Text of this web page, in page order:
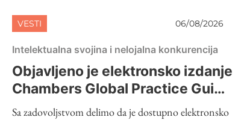
VESTI 06/08/2026
Intelektualna svojina i nelojalna konkurencija
Objavljeno je elektronsko izdanje
Chambers Global Practice Guide
2026 – Intellectual Property
Sa zadovoljstvom delimo da je dostupno elektronsko